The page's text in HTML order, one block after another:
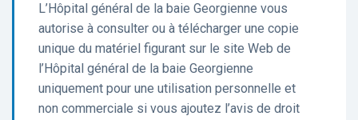
L’Hôpital général de la baie Georgienne vous
autorise à consulter ou à télécharger une copie
unique du matériel figurant sur le site Web de
l’Hôpital général de la baie Georgienne
uniquement pour une utilisation personnelle et
non commerciale si vous ajoutez l’avis de droit